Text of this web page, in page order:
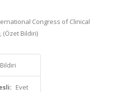
Congress of Clinical
(Özet Bildiri)
Evet